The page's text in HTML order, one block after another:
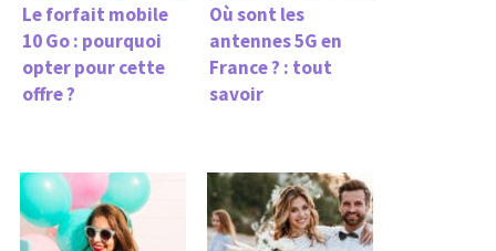
Le forfait mobile
10 Go : pourquoi
opter pour cette
offre ?
Où sont les
antennes 5G en
France ? : tout
savoir